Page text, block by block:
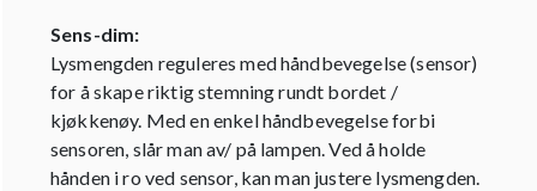
Sens-dim:
Lysmengden reguleres med håndbevegelse (sensor)
for å skape riktig stemning rundt bordet /
kjøkkenøy. Med en enkel håndbevegelse forbi
sensoren, slår man av/ på lampen. Ved å holde
hånden i ro ved sensor, kan man justere lysmengden.